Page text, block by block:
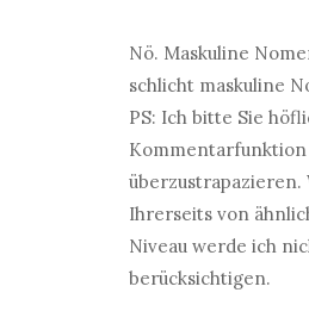
Nö. Maskuline
schlicht maskuline
PS: Ich bitte Sie
Ihrerseits von
Niveau werde ich
berücksichtigen.